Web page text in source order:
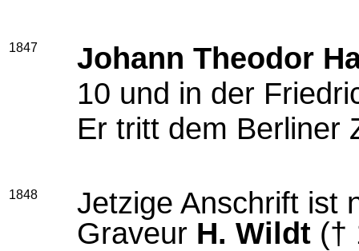
1847
Johann Theodor
10 und in der
Er tritt dem Berliner
1848
Jetzige Anschrift ist
Graveur H. Wildt (†